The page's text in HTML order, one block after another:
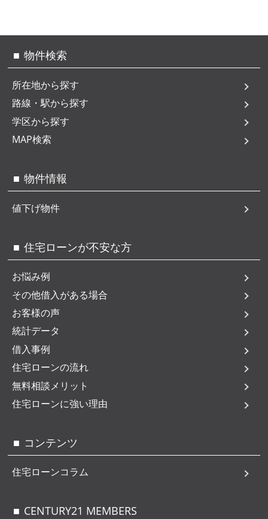
物件検索
所在地から探す
路線・駅から探す
学区から探す
MAP検索
物件情報
値下げ物件
住宅ローンが不安な方
お悩み例
その他借入がある場合
お客様の声
統計データ
借入事例
住宅ローンの流れ
無料相談メリット
住宅ローンに強い理由
コンテンツ
住宅ローンコラム
CENTURY21 MEMBERS